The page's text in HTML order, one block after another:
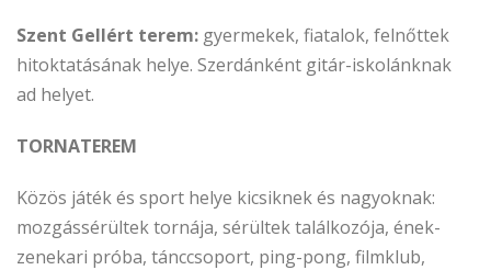
Szent Gellért terem: gyermekek, fiatalok, felnőttek
hitoktatásának helye. Szerdánként gitár-iskolánknak
ad helyet.
TORNATEREM
Közös játék és sport helye kicsiknek és nagyoknak:
mozgássérültek tornája, sérültek találkozója, ének-
zenekari próba, tánccsoport, ping-pong, filmklub,